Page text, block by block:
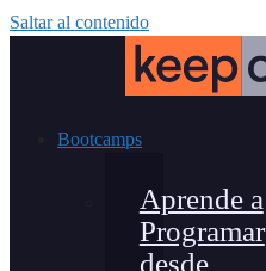
Saltar al contenido
Bootcamps
Aprende a
Programar
desde